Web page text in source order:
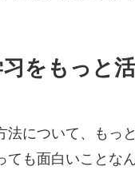
をもっと
について、もっ
も面白いことな